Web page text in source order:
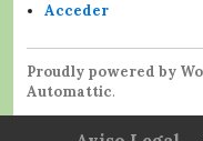
Acceder
Proudly powered by
Automattic.